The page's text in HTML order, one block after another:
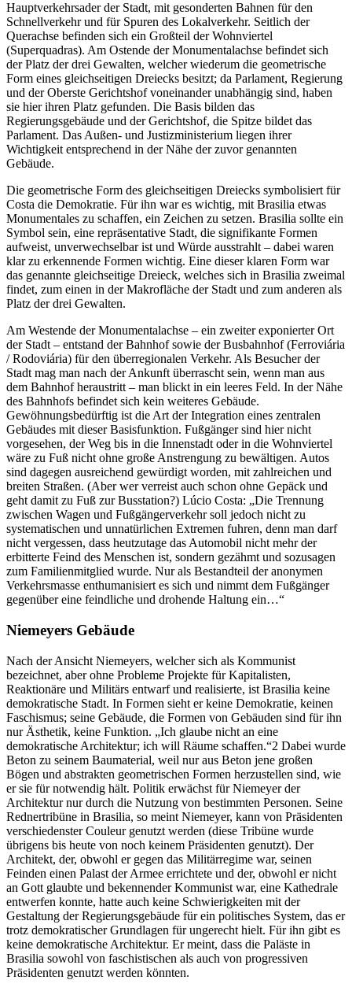
Hauptverkehrsader der Stadt, mit gesonderten Bahnen für den
Schnellverkehr und für Spuren des Lokalverkehr. Seitlich der
Querachse befinden sich ein Großteil der Wohnviertel
(Superquadras). Am Ostende der Monumentalachse befindet sich
der Platz der drei Gewalten, welcher wiederum die geometrische
Form eines gleichseitigen Dreiecks besitzt; da Parlament, Regierung
und der Oberste Gerichtshof voneinander unabhängig sind, haben
sie hier ihren Platz gefunden. Die Basis bilden das
Regierungsgebäude und der Gerichtshof, die Spitze bildet das
Parlament. Das Außen- und Justizministerium liegen ihrer
Wichtigkeit entsprechend in der Nähe der zuvor genannten
Gebäude.
Die geometrische Form des gleichseitigen Dreiecks symbolisiert für
Costa die Demokratie. Für ihn war es wichtig, mit Brasilia etwas
Monumentales zu schaffen, ein Zeichen zu setzen. Brasilia sollte ein
Symbol sein, eine repräsentative Stadt, die signifikante Formen
aufweist, unverwechselbar ist und Würde ausstrahlt – dabei waren
klar zu erkennende Formen wichtig. Eine dieser klaren Form war
das genannte gleichseitige Dreieck, welches sich in Brasilia zweimal
findet, zum einen in der Makrofläche der Stadt und zum anderen als
Platz der drei Gewalten.
Am Westende der Monumentalachse – ein zweiter exponierter Ort
der Stadt – entstand der Bahnhof sowie der Busbahnhof (Ferroviária
/ Rodoviária) für den überregionalen Verkehr. Als Besucher der
Stadt mag man nach der Ankunft überrascht sein, wenn man aus
dem Bahnhof heraustritt – man blickt in ein leeres Feld. In der Nähe
des Bahnhofs befindet sich kein weiteres Gebäude.
Gewöhnungsbedürftig ist die Art der Integration eines zentralen
Gebäudes mit dieser Basisfunktion. Fußgänger sind hier nicht
vorgesehen, der Weg bis in die Innenstadt oder in die Wohnviertel
wäre zu Fuß nicht ohne große Anstrengung zu bewältigen. Autos
sind dagegen ausreichend gewürdigt worden, mit zahlreichen und
breiten Straßen. (Aber wer verreist auch schon ohne Gepäck und
geht damit zu Fuß zur Busstation?) Lúcio Costa: „Die Trennung
zwischen Wagen und Fußgängerverkehr soll jedoch nicht zu
systematischen und unnatürlichen Extremen fuhren, denn man darf
nicht vergessen, dass heutzutage das Automobil nicht mehr der
erbitterte Feind des Menschen ist, sondern gezähmt und sozusagen
zum Familienmitglied wurde. Nur als Bestandteil der anonymen
Verkehrsmasse enthumanisiert es sich und nimmt dem Fußgänger
gegenüber eine feindliche und drohende Haltung ein…“
Niemeyers Gebäude
Nach der Ansicht Niemeyers, welcher sich als Kommunist
bezeichnet, aber ohne Probleme Projekte für Kapitalisten,
Reaktionäre und Militärs entwarf und realisierte, ist Brasilia keine
demokratische Stadt. In Formen sieht er keine Demokratie, keinen
Faschismus; seine Gebäude, die Formen von Gebäuden sind für ihn
nur Ästhetik, keine Funktion. „Ich glaube nicht an eine
demokratische Architektur; ich will Räume schaffen.“2 Dabei wurde
Beton zu seinem Baumaterial, weil nur aus Beton jene großen
Bögen und abstrakten geometrischen Formen herzustellen sind, wie
er sie für notwendig hält. Politik erwächst für Niemeyer der
Architektur nur durch die Nutzung von bestimmten Personen. Seine
Rednertribüne in Brasilia, so meint Niemeyer, kann von Präsidenten
verschiedenster Couleur genutzt werden (diese Tribüne wurde
übrigens bis heute von noch keinem Präsidenten genutzt). Der
Architekt, der, obwohl er gegen das Militärregime war, seinen
Feinden einen Palast der Armee errichtete und der, obwohl er nicht
an Gott glaubte und bekennender Kommunist war, eine Kathedrale
entwerfen konnte, hatte auch keine Schwierigkeiten mit der
Gestaltung der Regierungsgebäude für ein politisches System, das er
trotz demokratischer Grundlagen für ungerecht hielt. Für ihn gibt es
keine demokratische Architektur. Er meint, dass die Paläste in
Brasilia sowohl von faschistischen als auch von progressiven
Präsidenten genutzt werden könnten.